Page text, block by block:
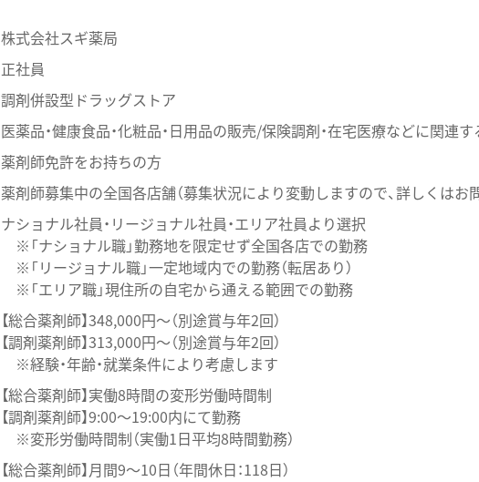
株式会社スギ薬局
正社員
調剤併設型ドラッグストア
医薬品・健康食品・化粧品・日用品の販売/保険調剤・在宅医療などに関連
薬剤師免許をお持ちの方
薬剤師募集中の全国各店舗（募集状況により変動しますので、詳しくはお
ナショナル社員・リージョナル社員・エリア社員より選択
※「ナショナル職」勤務地を限定せず全国各店での勤務
※「リージョナル職」一定地域内での勤務（転居あり）
※「エリア職」現住所の自宅から通える範囲での勤務
【総合薬剤師】348,000円～（別途賞与年2回）
【調剤薬剤師】313,000円～（別途賞与年2回）
※経験・年齢・就業条件により考慮します
【総合薬剤師】実働8時間の変形労働時間制
【調剤薬剤師】9:00～19:00内にて勤務
※変形労働時間制（実働1日平均8時間勤務）
【総合薬剤師】月間9～10日（年間休日：118日）